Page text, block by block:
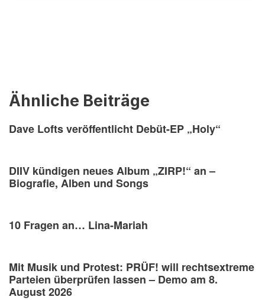
Ähnliche Beiträge
Dave Lofts veröffentlicht Debüt-EP „Holy“
DIIV kündigen neues Album „ZIRP!“ an –
Biografie, Alben und Songs
10 Fragen an… Lina-Mariah
Mit Musik und Protest: PRÜF! will rechtsextreme
Parteien überprüfen lassen – Demo am 8.
August 2026